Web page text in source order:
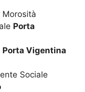
Morosità
Porta
Porta Vigentina
Sociale